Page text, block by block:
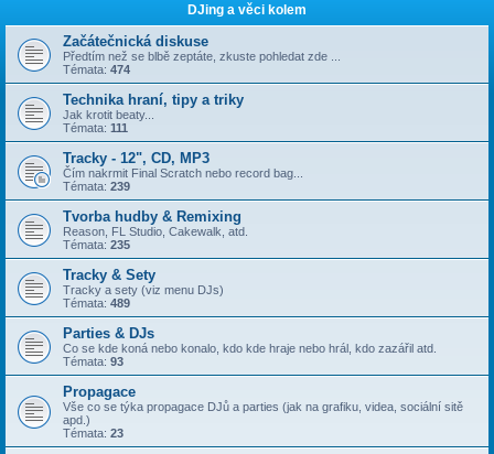
DJing a věci kolem
Začátečnická diskuse
Předtím než se blbě zeptáte, zkuste pohledat zde ...
Témata: 474
Technika hraní, tipy a triky
Jak krotit beaty...
Témata: 111
Tracky - 12", CD, MP3
Čím nakrmit Final Scratch nebo record bag...
Témata: 239
Tvorba hudby & Remixing
Reason, FL Studio, Cakewalk, atd.
Témata: 235
Tracky & Sety
Tracky a sety (viz menu DJs)
Témata: 489
Parties & DJs
Co se kde koná nebo konalo, kdo kde hraje nebo hrál, kdo zazářil atd.
Témata: 93
Propagace
Vše co se týka propagace DJů a parties (jak na grafiku, videa, sociální sitě
apd.)
Témata: 23